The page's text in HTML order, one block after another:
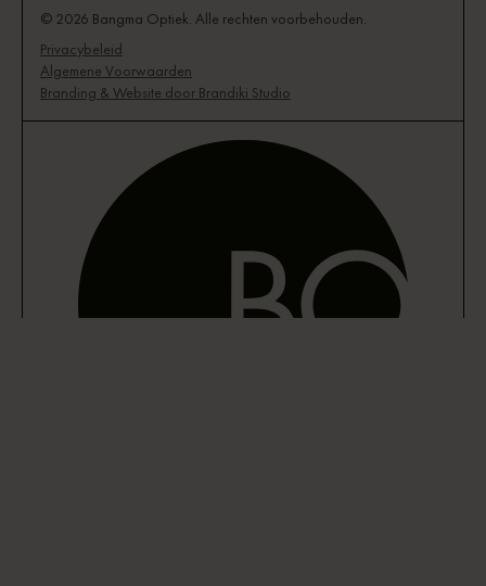
© 2026 Bangma Optiek. Alle rechten voorbehouden.
Privacybeleid
Algemene Voorwaarden
Branding & Website door Brandiki Studio